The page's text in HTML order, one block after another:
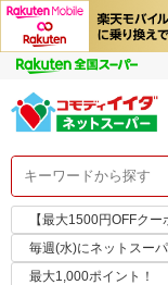
【最大1500円OFFク
毎週(水)にネットスー
最大1,000ポイント！